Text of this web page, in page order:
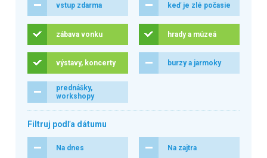
vstup zdarma keď je zlé počasie
zábava vonku hrady a múzeá
výstavy, koncerty burzy a jarmoky
prednášky,
workshopy
Filtruj podľa dátumu
Na dnes Na zajtra